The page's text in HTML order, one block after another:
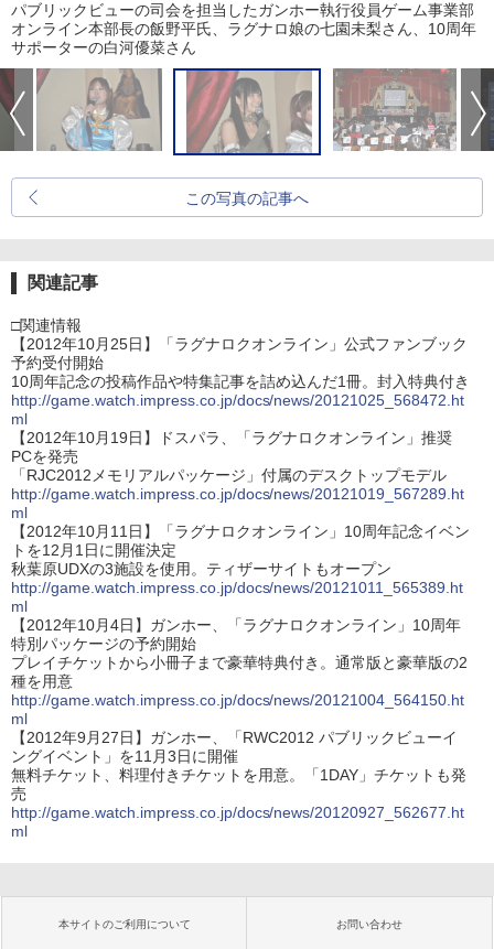
パブリックビューの司会を担当したガンホー執行役員ゲーム事業部
オンライン本部長の飯野平氏、ラグナロ娘の七園未梨さん、10周年
サポーターの白河優菜さん
この写真の記事へ
関連記事
□関連情報
【2012年10月25日】「ラグナロクオンライン」公式ファンブック
予約受付開始
10周年記念の投稿作品や特集記事を詰め込んだ1冊。封入特典付き
http://game.watch.impress.co.jp/docs/news/20121025_568472.ht
ml
【2012年10月19日】ドスパラ、「ラグナロクオンライン」推奨
PCを発売
「RJC2012メモリアルパッケージ」付属のデスクトップモデル
http://game.watch.impress.co.jp/docs/news/20121019_567289.ht
ml
【2012年10月11日】「ラグナロクオンライン」10周年記念イベン
トを12月1日に開催決定
秋葉原UDXの3施設を使用。ティザーサイトもオープン
http://game.watch.impress.co.jp/docs/news/20121011_565389.ht
ml
【2012年10月4日】ガンホー、「ラグナロクオンライン」10周年
特別パッケージの予約開始
プレイチケットから小冊子まで豪華特典付き。通常版と豪華版の2
種を用意
http://game.watch.impress.co.jp/docs/news/20121004_564150.ht
ml
【2012年9月27日】ガンホー、「RWC2012 パブリックビューイ
ングイベント」を11月3日に開催
無料チケット、料理付きチケットを用意。「1DAY」チケットも発
売
http://game.watch.impress.co.jp/docs/news/20120927_562677.ht
ml
本サイトのご利用について お問い合わせ